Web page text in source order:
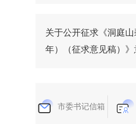
关于公开征求《洞庭
年）（征求意见稿）
市委书记信箱